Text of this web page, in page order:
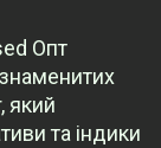
Опт
який
та індики